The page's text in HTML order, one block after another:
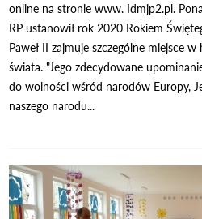
online na stronie www. Idmjp2.pl.
RP ustanowił rok 2020 Rokiem
Paweł II zajmuje szczególne miejsce
świata. "Jego zdecydowane
do wolności wśród narodów Europy,
naszego narodu...